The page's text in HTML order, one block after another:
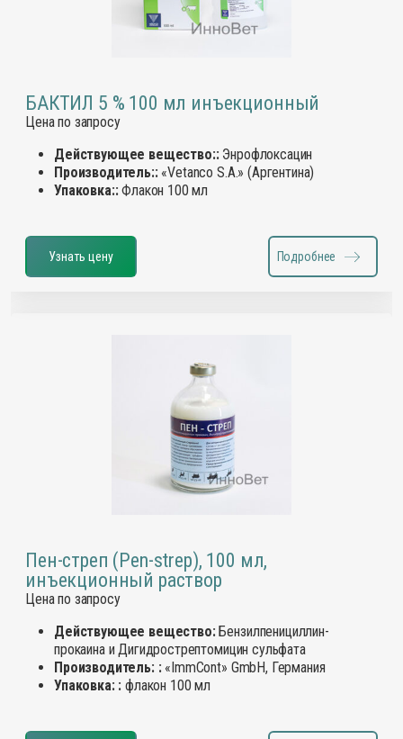
БАКТИЛ 5 % 100 мл инъекционный
Цена по запросу
Действующее вещество::Энрофлоксацин
Производитель::«Vetanco S.A.» (Аргентина)
Упаковка::Флакон 100 мл
Узнать цену Подробнее
Пен-стреп (Pen-strep), 100 мл,
инъекционный раствор
Цена по запросу
Действующее вещество:Бензилпенициллин-
прокаина и Дигидрострептомицин сульфата
Производитель: :«ImmCont» GmbH, Германия
Упаковка: : флакон 100 мл